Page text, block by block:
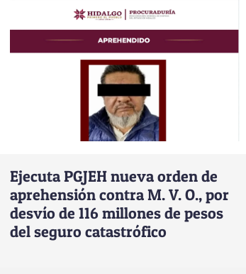
Ejecuta PGJEH nueva orden de
aprehensión contra M. V. O., por
desvío de 116 millones de pesos
del seguro catastrófico